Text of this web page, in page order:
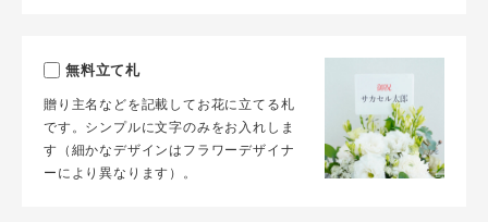
無料立て札
贈り主名などを記載してお花に立てる札
です。シンプルに文字のみをお入れしま
す（細かなデザインはフラワーデザイナ
ーにより異なります）。